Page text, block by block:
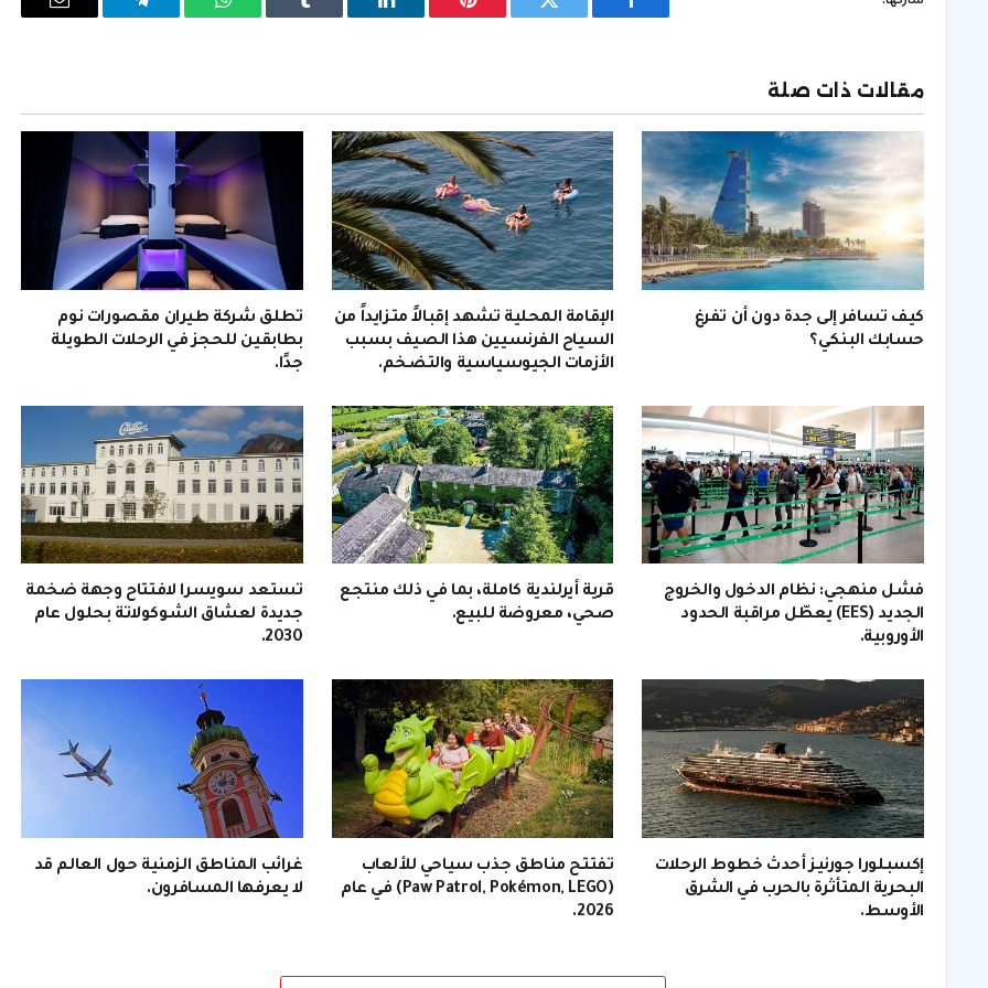
فيسبوك تويتر بينتيريستلينكدإن Tumblr واتساب تيلقرام
البريد
مقالات ذات صلة
كيف تسافر إلى جدة دون أن تفرغ
حسابك البنكي؟
الإقامة المحلية تشهد إقبالاً متزايداً من
السياح الفرنسيين هذا الصيف بسبب
الأزمات الجيوسياسية والتضخم.
تطلق شركة طيران مقصورات نوم
بطابقين للحجز في الرحلات الطويلة
جدًا.
فشل منهجي: نظام الدخول والخروج
الجديد (EES) يعطّل مراقبة الحدود
الأوروبية.
قرية أيرلندية كاملة، بما في ذلك منتجع
صحي، معروضة للبيع.
تستعد سويسرا لافتتاح وجهة ضخمة
جديدة لعشاق الشوكولاتة بحلول عام
2030.
إكسبلورا جورنيز أحدث خطوط الرحلات
البحرية المتأثرة بالحرب في الشرق
الأوسط.
تفتتح مناطق جذب سياحي للألعاب
(Paw Patrol, Pokémon, LEGO) في عام
2026.
غرائب المناطق الزمنية حول العالم قد
لا يعرفها المسافرون.